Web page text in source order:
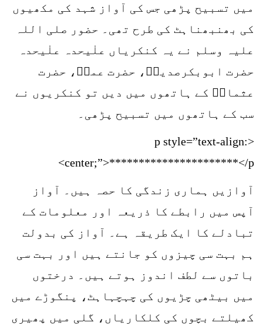
میں تسبیح پڑھی جس کی آواز شہد کی مکھیوں
کی بھنبھناہٹ کی طرح تھی۔ حضور صلی اللہ
علیہ وسلم نے یہ کنکریاں علٰیحدہ علٰیحدہ
حضرت ابوبکرصدیقؓ، حضرت عمرؓ، حضرت
عثمانؓ کے ہاتھوں میں دیں تو کنکریوں نے
سب کے ہاتھوں میں تسبیح پڑھی۔
<p style=”text-align:
center;”>**********************</p>
آوازیں ہماری زندگی کا حصہ ہیں۔ آواز
آپس میں رابطے کا ذریعہ اور معلومات کے
تبادلے کا ایک طریقہ ہے۔ آواز کی بدولت
ہم بہت سی چیزوں کو جانتے ہیں اور بہت سی
باتوں سے لطف اندوز ہوتے ہیں۔ درختوں
میں بیٹھی چڑیوں کی چہچہاہٹ، پنگوڑے میں
کھیلتے بچوں کی کلکاریاں، گلی میں پھیری